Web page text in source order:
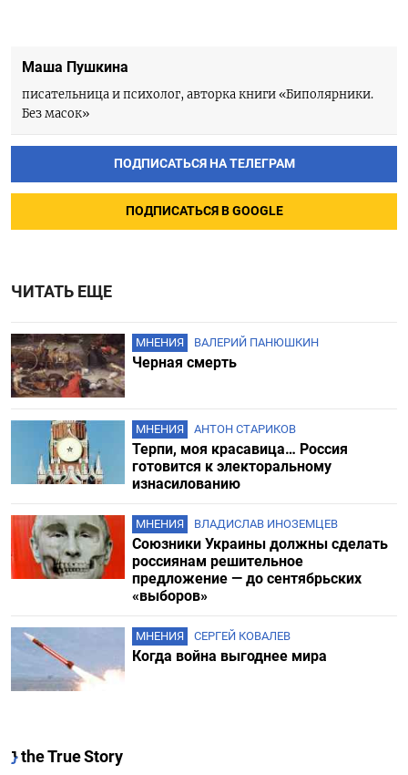
Маша Пушкина
писательница и психолог, авторка книги «Биполярники.
Без масок»
ПОДПИСАТЬСЯ НА ТЕЛЕГРАМ
ПОДПИСАТЬСЯ В GOOGLE
ЧИТАТЬ ЕЩЕ
МНЕНИЯ ВАЛЕРИЙ ПАНЮШКИН
Черная смерть
МНЕНИЯ АНТОН СТАРИКОВ
Терпи, моя красавица… Россия
готовится к электоральному
изнасилованию
МНЕНИЯ ВЛАДИСЛАВ ИНОЗЕМЦЕВ
Союзники Украины должны сделать
россиянам решительное
предложение — до сентябрьских
«выборов»
МНЕНИЯ СЕРГЕЙ КОВАЛЕВ
Когда война выгоднее мира